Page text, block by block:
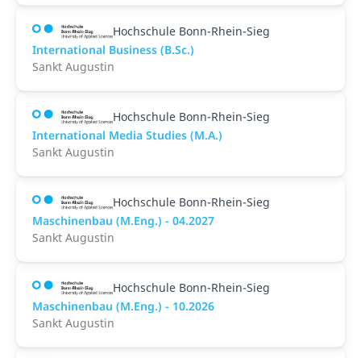
Hochschule Bonn-Rhein-Sieg
International Business (B.Sc.)
Sankt Augustin
Hochschule Bonn-Rhein-Sieg
International Media Studies (M.A.)
Sankt Augustin
Hochschule Bonn-Rhein-Sieg
Maschinenbau (M.Eng.) - 04.2027
Sankt Augustin
Hochschule Bonn-Rhein-Sieg
Maschinenbau (M.Eng.) - 10.2026
Sankt Augustin